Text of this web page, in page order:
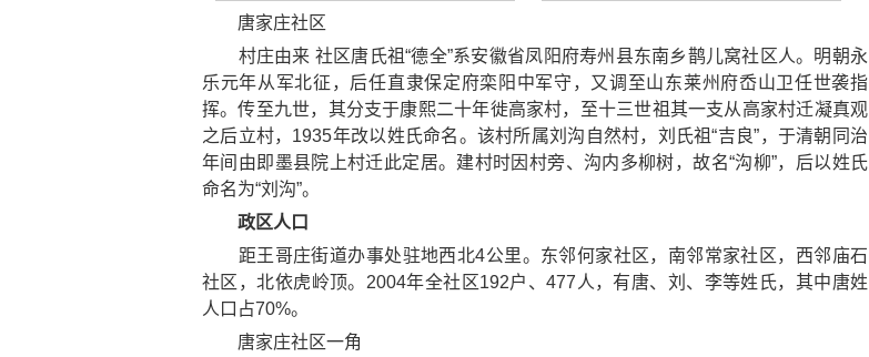
唐家庄社区
村庄由来 社区唐氏祖“德全”系安徽省凤阳府寿州县东南乡鹊儿窝社区人。明朝永
乐元年从军北征，后任直隶保定府栾阳中军守，又调至山东莱州府岙山卫任世袭指
挥。传至九世，其分支于康熙二十年徙高家村，至十三世祖其一支从高家村迁凝真观
之后立村，1935年改以姓氏命名。该村所属刘沟自然村，刘氏祖“吉良”，于清朝同治
年间由即墨县院上村迁此定居。建村时因村旁、沟内多柳树，故名“沟柳”，后以姓氏
命名为“刘沟”。
政区人口
距王哥庄街道办事处驻地西北4公里。东邻何家社区，南邻常家社区，西邻庙石
社区，北依虎岭顶。2004年全社区192户、477人，有唐、刘、李等姓氏，其中唐姓
人口占70%。
唐家庄社区一角